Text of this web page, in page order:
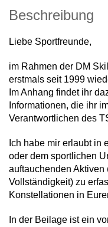
Beschreibung
Liebe Sportfreunde,
im Rahmen der DM
erstmals seit 1999
Im Anhang findet ihr
Informationen, die ihr
Verantwortlichen des
Ich habe mir erlaubt in
oder dem sportlichen
auftauchenden
Vollständigkeit) zu
Konstellationen in
In der Beilage ist ein